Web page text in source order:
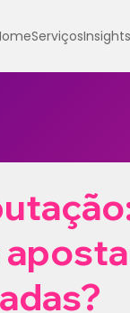
ServiçosInsights